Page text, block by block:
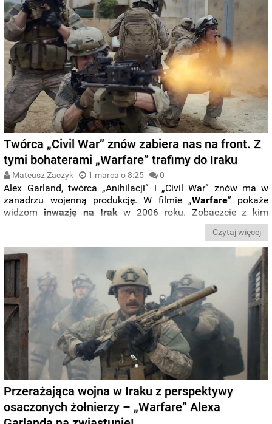
Twórca „Civil War” znów zabiera nas na front. Z
tymi bohaterami „Warfare” trafimy do Iraku
Mateusz Zaczyk 1 marca o 8:25 0
Alex Garland, twórca „Anihilacji” i „Civil War” znów ma w
zanadrzu wojenną produkcję. W filmie „Warfare” pokaże
widzom inwazję na Irakw 2006 roku. Zobaczcie z kim
trafimy na front. Ukazały się właśnie nowe plakaty z
(„Riverdale”),
Joseph Quinn(„Gladiator II”),D’Pharaoh Woon-A-Tai
(„Rdzenni i wściekli”),
Noah
Centineo
(„Black Adam”) iWill Poulter („The Bear”).
Czytaj więcej
Przerażająca wojna w Iraku z perspektywy
osaczonych żołnierzy – „Warfare” Alexa